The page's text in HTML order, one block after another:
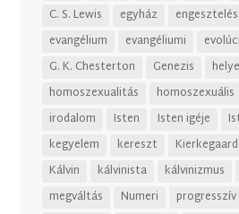
C. S. Lewis
egyház engesztelés
evangélium
evangéliumi
G. K. Chesterton
Genezis
homoszexualitás
homoszexuális
irodalom
Isten Isten igéje
kegyelem
kereszt Kierkegaard
Kálvin
kálvinista kálvinizmus
megváltás
Numeri progresszív